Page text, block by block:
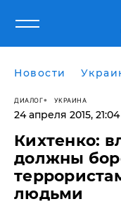
Новости
ДИАЛОГ УКРАИНА
24 апреля 2015, 21:04
​Кихтенко:
должны
людьми